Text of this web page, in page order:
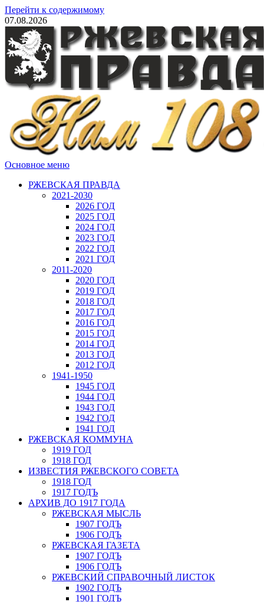
Перейти к содержимому
07.08.2026
Основное меню
РЖЕВСКАЯ ПРАВДА
2021-2030
2026 ГОД
2025 ГОД
2024 ГОД
2023 ГОД
2022 ГОД
2021 ГОД
2011-2020
2020 ГОД
2019 ГОД
2018 ГОД
2017 ГОД
2016 ГОД
2015 ГОД
2014 ГОД
2013 ГОД
2012 ГОД
1941-1950
1945 ГОД
1944 ГОД
1943 ГОД
1942 ГОД
1941 ГОД
РЖЕВСКАЯ КОММУНА
1919 ГОД
1918 ГОД
ИЗВЕСТИЯ РЖЕВСКОГО СОВЕТА
1918 ГОД
1917 ГОДЪ
АРХИВ ДО 1917 ГОДА
РЖЕВСКАЯ МЫСЛЬ
1907 ГОДЪ
1906 ГОДЪ
РЖЕВСКАЯ ГАЗЕТА
1907 ГОДЪ
1906 ГОДЪ
РЖЕВСКИЙ СПРАВОЧНЫЙ ЛИСТОК
1902 ГОДЪ
1901 ГОДЪ